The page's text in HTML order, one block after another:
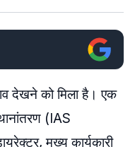
देखने को मिला है। एक
(IAS
मुख्य कार्यकारी